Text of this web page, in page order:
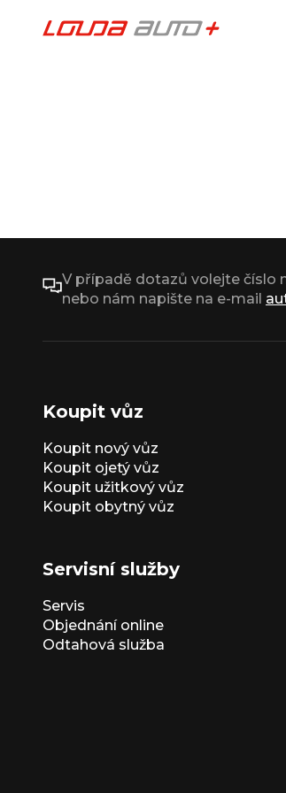
V případě dotazů volejte číslo
nebo nám napište na e-mail
Koupit vůz
Koupit nový vůz
Koupit ojetý vůz
Koupit užitkový vůz
Koupit obytný vůz
Servisní služby
Servis
Objednání online
Odtahová služba